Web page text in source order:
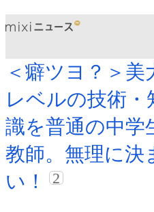
＜癖ツヨ？＞美
レベルの技術・
識を普通の中学
教師。無理に決
い！
2